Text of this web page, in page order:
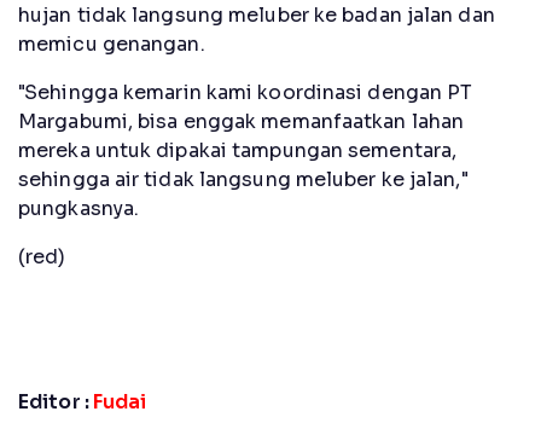
hujan tidak langsung meluber ke badan jalan dan
memicu genangan.
"Sehingga kemarin kami koordinasi dengan PT
Margabumi, bisa enggak memanfaatkan lahan
mereka untuk dipakai tampungan sementara,
sehingga air tidak langsung meluber ke jalan,"
pungkasnya.
(red)
Editor :Fudai